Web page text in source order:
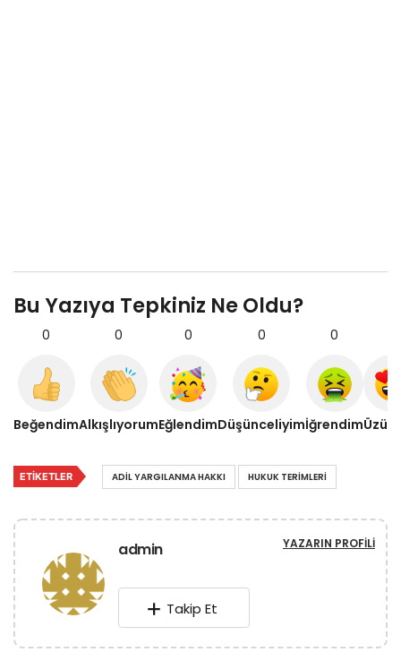
Bu Yazıya Tepkiniz Ne Oldu?
0
Beğendim
0
Alkışlıyorum
0
Eğlendim
0
Düşünceliyim
0
İğrendim
ETIKETLER ADIL YARGILANMA HAKKI HUKUK TERIMLERI
admin YAZARIN PROFILI
Takip Et